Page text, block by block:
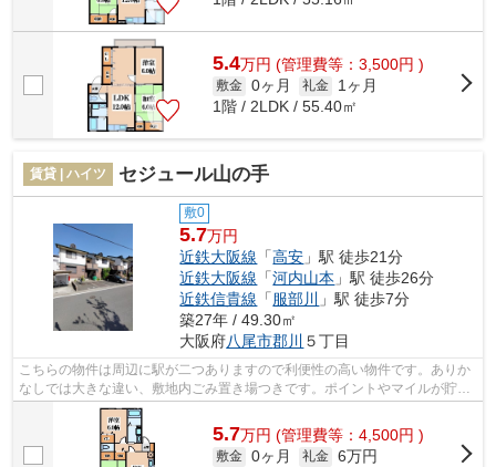
5.4万円 (管理費等：3,500円 )
敷金 0ヶ月 礼金
1ヶ月
1階 / 2LDK / 55.40㎡
賃貸 | ハイツ セジュール山の手
敷0
5.7万円
近鉄大阪線 「高安 」駅 徒歩21分
近鉄大阪線 「河内山本 」駅 徒歩26分
近鉄信貴線 「服部川 」駅 徒歩7分
築27年 / 49.30㎡
大阪府八尾市郡川 ５丁目
こちらの物件は周辺に駅が二つありますので利便性の高い物件です。ありか
なしでは大きな違い、敷地内ごみ置き場つきです。ポイントやマイルが貯ま
る、嬉しい初期費用カード決済。明る...
5.7万円 (管理費等：4,500円 )
敷金 0ヶ月 礼金 6万円